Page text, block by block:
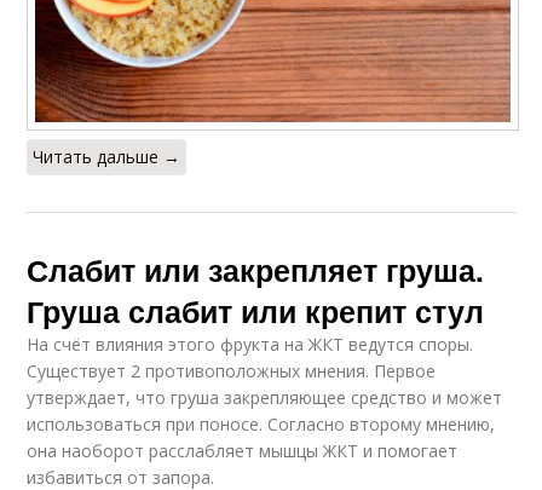
Читать дальше →
Слабит или закрепляет груша.
Груша слабит или крепит стул
На счёт влияния этого фрукта на ЖКТ ведутся споры.
Существует 2 противоположных мнения. Первое
утверждает, что груша закрепляющее средство и может
использоваться при поносе. Согласно второму мнению,
она наоборот расслабляет мышцы ЖКТ и помогает
избавиться от запора.